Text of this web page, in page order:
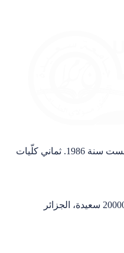
جامعة عمومية في ولاية سعيدة، تأسست سنة 1986. ثماني كلّيات